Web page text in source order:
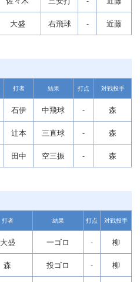
大盛 右飛球 - 近藤
打者 結果 打点 対戦投手
石伊 中飛球 - 森
辻本 三直球 - 森
田中 空三振 - 森
打者 結果 打点 対戦投手
大盛 一ゴロ - 柳
森 投ゴロ - 柳